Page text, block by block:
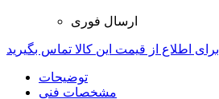
ارسال فوری
برای اطلاع از قیمت این کالا تماس بگیرید
توضیحات
مشخصات فنی